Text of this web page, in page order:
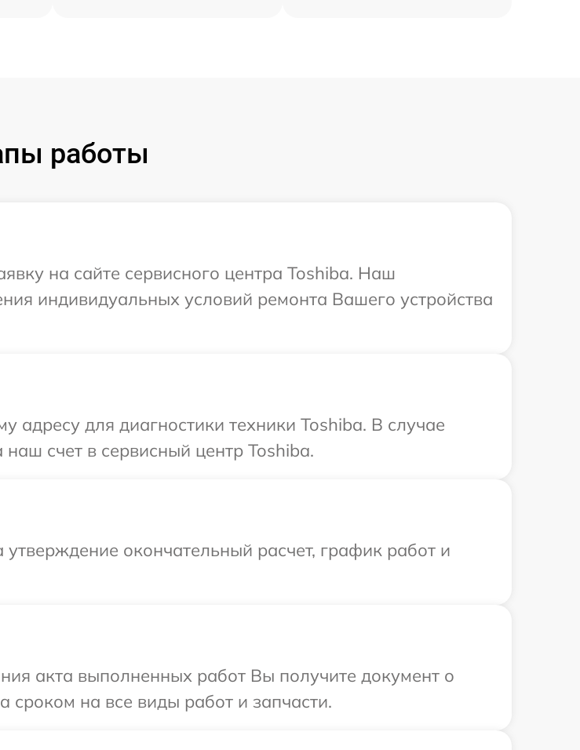
работы
на сайте сервисного центра Toshiba. Наш
индивидуальных условий ремонта Вашего устройства
для диагностики техники Toshiba. В случае
счет в сервисный центр Toshiba.
окончательный расчет, график работ и
акта выполненных работ Вы получите документ о
сроком на все виды работ и запчасти.